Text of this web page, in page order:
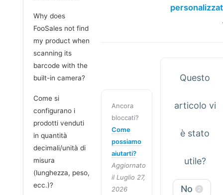
Why does
FooSales not find
my product when
scanning its
barcode with the
built-in camera?
Come si
configurano i
prodotti venduti
in quantità
decimali/unità di
misura
(lunghezza, peso,
ecc.)?
Ancora
bloccati?
Come
possiamo
aiutarti?
Aggiornato
il Luglio 27,
2026
Questo
articolo vi
è stato
utile?
No 2